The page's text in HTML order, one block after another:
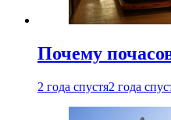
Почему
2 года спустя2 года